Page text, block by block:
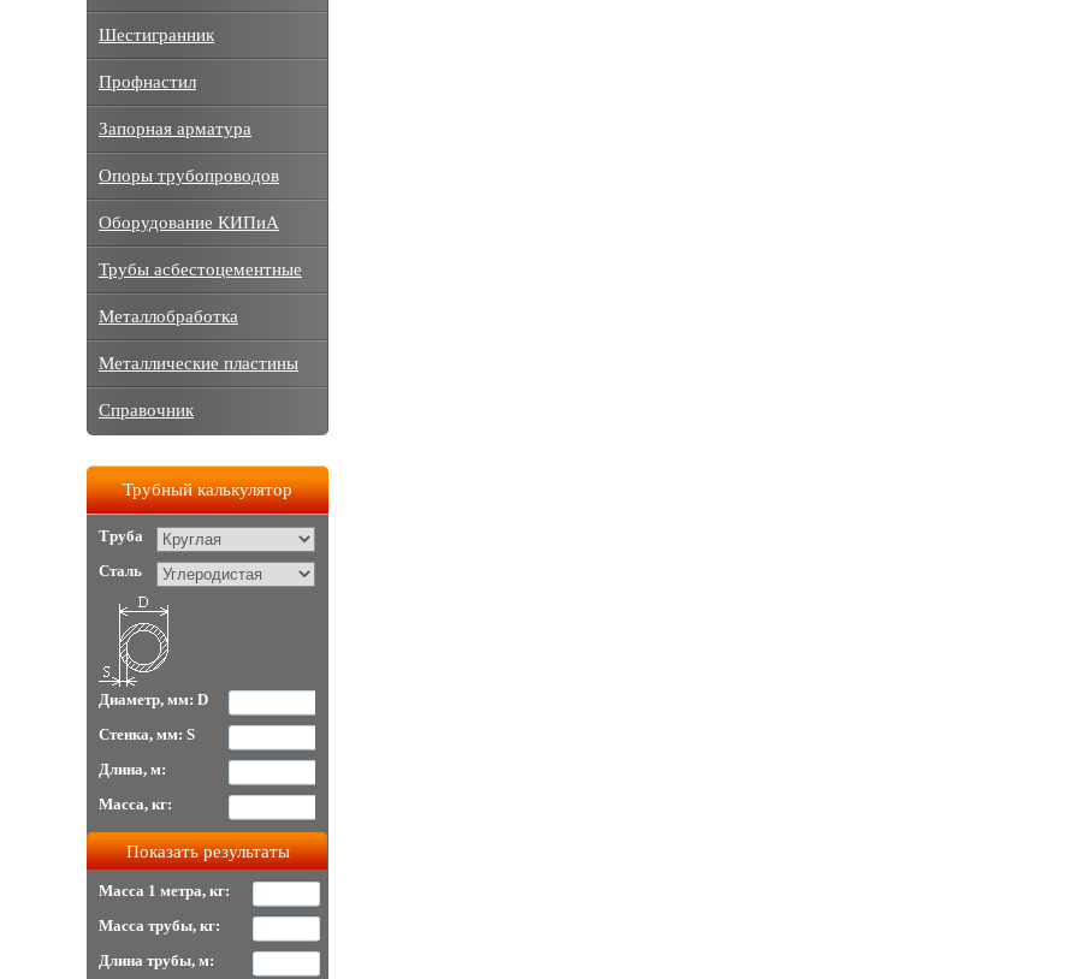
Шестигранник
Профнастил
Запорная арматура
Опоры трубопроводов
Оборудование КИПиА
Трубы асбестоцементные
Металлобработка
Металлические пластины
Справочник
Трубный калькулятор
Труба
Сталь
Диаметр, мм: D
Стенка, мм: S
Длина, м:
Масса, кг:
Масса 1 метра, кг:
Масса трубы, кг:
Длина трубы, м: